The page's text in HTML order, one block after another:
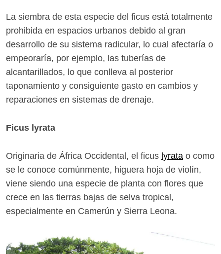
La siembra de esta especie del ficus está totalmente
prohibida en espacios urbanos debido al gran
desarrollo de su sistema radicular, lo cual afectaría o
empeoraría, por ejemplo, las tuberías de
alcantarillados, lo que conlleva al posterior
taponamiento y consiguiente gasto en cambios y
reparaciones en sistemas de drenaje.
Ficus lyrata
Originaria de África Occidental, el ficus lyrata o como
se le conoce comúnmente, higuera hoja de violín,
viene siendo una especie de planta con flores que
crece en las tierras bajas de selva tropical,
especialmente en Camerún y Sierra Leona.